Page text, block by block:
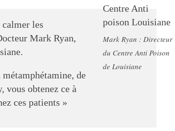
Mark Ryan : Directeur
du Centre Anti Poison
de Louisiane
les
Mark Ryan,
de
vous obtenez ce à
ces patients »